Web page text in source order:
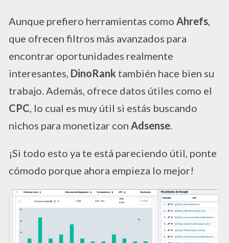
Aunque prefiero herramientas como Ahrefs,
que ofrecen filtros más avanzados para
encontrar oportunidades realmente
interesantes, DinoRank también hace bien su
trabajo. Además, ofrece datos útiles como el
CPC, lo cual es muy útil si estás buscando
nichos para monetizar con Adsense.
¡Si todo esto ya te está pareciendo útil, ponte
cómodo porque ahora empieza lo mejor!